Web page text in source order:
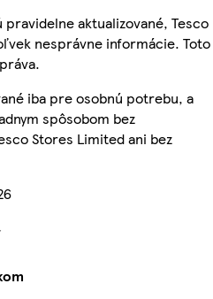
aktualizované, Tesco
nesprávne informácie. Toto
iba pre osobnú potrebu, a
spôsobom bez
Stores Limited ani bez